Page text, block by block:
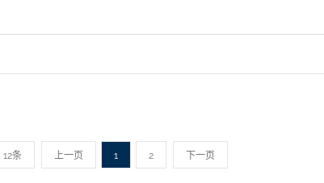
12条 上一页 1 2 下一页